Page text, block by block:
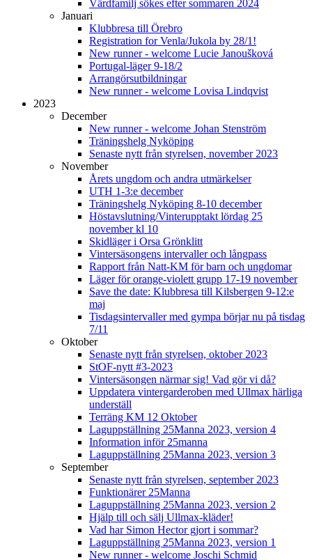
Värdfamilj sökes efter sommaren 2024
Januari
Klubbresa till Örebro
Registration for Venla/Jukola by 28/1!
New runner - welcome Lucie Janoušková
Portugal-läger 9-18/2
Arrangörsutbildningar
New runner - welcome Lovisa Lindqvist
2023
December
New runner - welcome Johan Stenström
Träningshelg Nyköping
Senaste nytt från styrelsen, november 2023
November
Årets ungdom och andra utmärkelser
UTH 1-3:e december
Träningshelg Nyköping 8-10 december
Höstavslutning/Vinterupptakt lördag 25
november kl 10
Skidläger i Orsa Grönklitt
Vintersäsongens intervaller och långpass
Rapport från Natt-KM för barn och ungdomar
Läger för orange-violett grupp 17-19 november
Save the date: Klubbresa till Kilsbergen 9-12:e
maj
Tisdagsintervaller med gympa börjar nu på tisdag
7/11
Oktober
Senaste nytt från styrelsen, oktober 2023
StOF-nytt #3-2023
Vintersäsongen närmar sig! Vad gör vi då?
Uppdatera vintergarderoben med Ullmax härliga
underställ
Terräng KM 12 Oktober
Laguppställning 25Manna 2023, version 4
Information inför 25manna
Laguppställning 25Manna 2023, version 3
September
Senaste nytt från styrelsen, september 2023
Funktionärer 25Manna
Laguppställning 25Manna 2023, version 2
Hjälp till och sälj Ullmax-kläder!
Vad har Simon Hector gjort i sommar?
Laguppställning 25Manna 2023, version 1
New runner - welcome Joschi Schmid